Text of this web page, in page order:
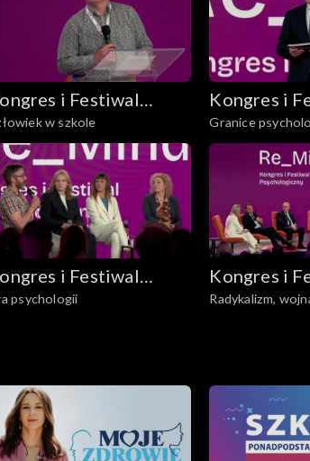
i Festiwal
w szkole
Kongres i
Re_Mind
Granice
i Festiwal
psychologii
Kongres i
Radykalizm,